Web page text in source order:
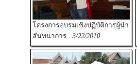
โครงการอบรมเชิงปฏิบัติการผู้นำ
สันทนาการ : 3/22/2010